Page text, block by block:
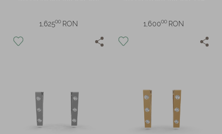
1,62500 RON 1,60000 RON